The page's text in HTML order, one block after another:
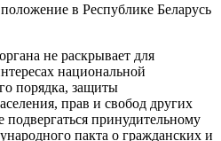
в Республике Беларусь
не раскрывает для
национальной
порядка, защиты
прав и свобод других
принудительному
пакта о гражданских и